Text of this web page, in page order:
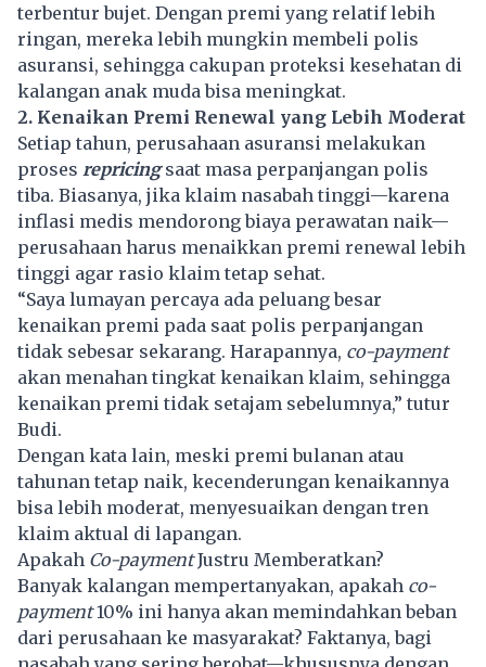
terbentur bujet. Dengan premi yang relatif lebih
ringan, mereka lebih mungkin membeli polis
asuransi, sehingga cakupan proteksi kesehatan di
kalangan anak muda bisa meningkat.
2. Kenaikan Premi Renewal yang Lebih Moderat
Setiap tahun, perusahaan asuransi melakukan
proses repricingsaat masa perpanjangan polis
tiba. Biasanya, jika klaim nasabah tinggi—karena
inflasi medis mendorong biaya perawatan naik—
perusahaan harus menaikkan premi renewal lebih
tinggi agar rasio klaim tetap sehat.
“Saya lumayan percaya ada peluang besar
kenaikan premi pada saat polis perpanjangan
tidak sebesar sekarang. Harapannya, co-payment
akan menahan tingkat kenaikan klaim, sehingga
kenaikan premi tidak setajam sebelumnya,” tutur
Budi.
Dengan kata lain, meski premi bulanan atau
tahunan tetap naik, kecenderungan kenaikannya
bisa lebih moderat, menyesuaikan dengan tren
klaim aktual di lapangan.
Apakah Co-paymentJustru Memberatkan?
Banyak kalangan mempertanyakan, apakah co-
payment10% ini hanya akan memindahkan beban
dari perusahaan ke masyarakat? Faktanya, bagi